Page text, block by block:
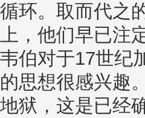
循环。取而代之
上，他们早已注
韦伯对于17世纪
的思想很感兴趣
地狱，这是已经